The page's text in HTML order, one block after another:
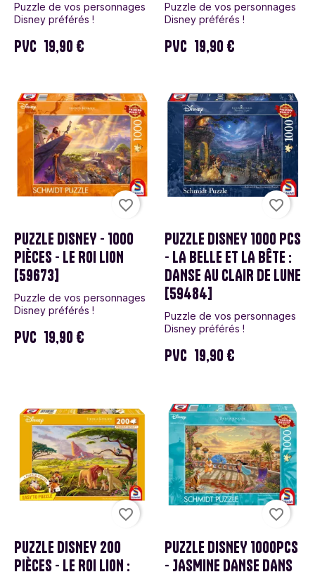
Puzzle de vos personnages
Disney préférés !
PVC 19,90 €
Puzzle de vos personnages
Disney préférés !
PVC 19,90 €
PUZZLE DISNEY - 1000
PIÈCES - LE ROI LION
[59673]
Puzzle de vos personnages
Disney préférés !
PVC 19,90 €
favorite_border
PUZZLE DISNEY 1000 PCS
- LA BELLE ET LA BÊTE :
DANSE AU CLAIR DE LUNE
[59484]
Puzzle de vos personnages
Disney préférés !
PVC 19,90 €
favorite_border
PUZZLE DISNEY 200
PIÈCES - LE ROI LION :
favorite_border
PUZZLE DISNEY 1000PCS
- JASMINE DANSE DANS
favorite_border